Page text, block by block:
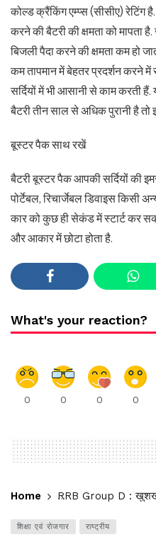
कोल्ड क्रैंकिंग एम्प्स (सीसीए) रेटिंग
करने की बैटरी की क्षमता को मापता
बिजली पैदा करने की क्षमता कम हो
कम तापमान में बेहतर प्रदर्शन करने
सर्दियों में भी आसानी से काम करती
बैटरी तीन साल से अधिक पुरानी है
बूस्टर पैक साथ रखें
बैटरी बूस्टर पैक आपकी सर्दियों की
पोर्टेबल, रिचार्जेबल डिवाइस किसी
कार को कुछ ही सेकंड में स्टार्ट कर
और आकार में छोटा होता है.
What's your reaction?
0 0 0 0
Home RRB Group D :
शिक्षा एवं रोजगार राष्ट्रीय